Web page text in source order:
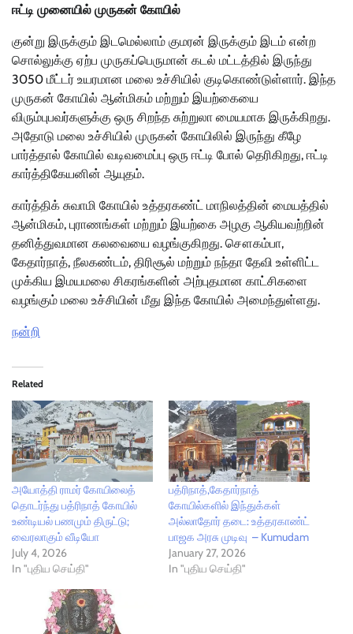
ஈட்டி முனையில் முருகன் கோயில்
குன்று இருக்கும் இடமெல்லாம் குமரன் இருக்கும் இடம் என்ற
சொல்லுக்கு ஏற்ப முருகப்பெருமான் கடல் மட்டத்தில் இருந்து
3050 மீட்டர் உயரமான மலை உச்சியில் குடிகொண்டுள்ளார். இந்த
முருகன் கோயில் ஆன்மிகம் மற்றும் இயற்கையை
விரும்புபவர்களுக்கு ஒரு சிறந்த சுற்றுலா மையமாக இருக்கிறது.
அதோடு மலை உச்சியில் முருகன் கோயிலில் இருந்து கீழே
பார்த்தால் கோயில் வடிவமைப்பு ஒரு ஈட்டி போல் தெரிகிறது, ஈட்டி
கார்த்திகேயனின் ஆயுதம்.
கார்த்திக் சுவாமி கோயில் உத்தரகண்ட் மாநிலத்தின் மையத்தில்
ஆன்மிகம், புராணங்கள் மற்றும் இயற்கை அழகு ஆகியவற்றின்
தனித்துவமான கலவையை வழங்குகிறது. சௌகம்பா,
கேதார்நாத், நீலகண்டம், திரிசூல் மற்றும் நந்தா தேவி உள்ளிட்ட
முக்கிய இமயமலை சிகரங்களின் அற்புதமான காட்சிகளை
வழங்கும் மலை உச்சியின் மீது இந்த கோயில் அமைந்துள்ளது.
நன்றி
Related
அயோத்தி ராமர் கோயிலைத்
தொடர்ந்து பத்ரிநாத் கோயில்
உண்டியல் பணமும் திருட்டு;
வைரலாகும் வீடியோ
July 4, 2026
In "புதிய செய்தி"
பத்ரிநாத்,கேதார்நாத்
கோயில்களில் இந்துக்கள்
அல்லாதோர் தடை: உத்தரகாண்ட்
பாஜக அரசு முடிவு – Kumudam
January 27, 2026
In "புதிய செய்தி"